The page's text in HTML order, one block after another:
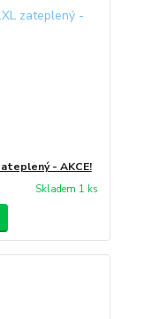
- AKCE!
Skladem 1 ks